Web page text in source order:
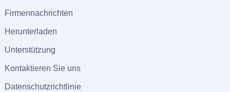
Firmennachrichten
Herunterladen
Unterstützung
Kontaktieren Sie uns
Datenschutzrichtlinie